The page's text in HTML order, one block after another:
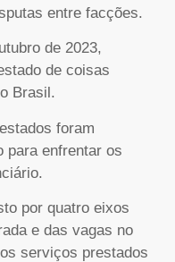
entre facções.
de 2023,
de coisas
Brasil.
foram
para enfrentar os
por quatro eixos
e das vagas no
serviços prestados